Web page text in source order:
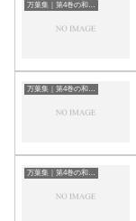
万葉集｜第4巻の和歌一覧
万葉集｜第4巻の和歌一覧
万葉集｜第4巻の和歌一覧